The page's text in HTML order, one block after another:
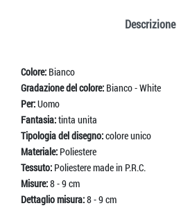
Descrizione
Colore: Bianco
Gradazione del colore: Bianco - White
Per:Uomo
Fantasia:tinta unita
Tipologia del disegno:colore unico
Materiale: Poliestere
Tessuto: Poliestere made in P.R.C.
Misure:8 - 9 cm
Dettaglio misura:8 - 9 cm